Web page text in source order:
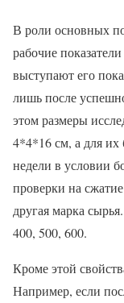
В роли основных
рабочие
выступают его
лишь после
этом размеры
4*4*16 см, а для их
недели в условии
проверки на
другая марка
400, 500, 600.
Кроме этой
Например, если